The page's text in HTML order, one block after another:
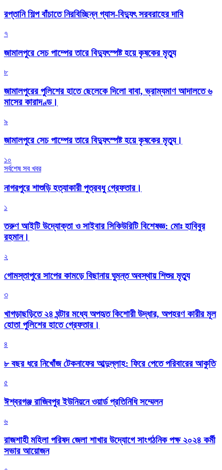
রপ্তানি শিল্প বাঁচাতে নিরবিচ্ছিন্ন গ্যাস-বিদ্যুৎ সরবরাহের দাবি
৭
জামালপুরে সেচ পাম্পের তারে বিদ্যুৎস্পষ্ট হয়ে কৃষকের মৃত্যু
৮
জামালপুরের পুলিশের হাতে ছেলেকে দিলো বাবা, ভ্রাম্যমাণ আদালতে ৬
মাসের কারাদণ্ড।
৯
জামালপুরে সেচ পাম্পের তারে বিদ্যুৎস্পষ্ট হয়ে কৃষকের মৃত্যু।
১০
সর্বশেষ সব খবর
নাগরপুরে শাশুড়ি হত্যাকারী পুত্রবধু গ্রেফতার।
১
তরুণ আইটি উদ্যোক্তা ও সাইবার সিকিউরিটি বিশেষজ্ঞ: মোঃ হাবিবুর
রহমান।
২
গোমস্তাপুরে সাপের কামড়ে বিছানায় ঘুমন্ত অবস্থায় শিশুর মৃত্যু
৩
খাগড়াছড়িতে ২৪ ঘন্টার মধ্যে অপহৃত কিশোরী উদ্ধার, অপহরণ কারীর মূল
হোতা পুলিশের হাতে গ্রেফতার।
৪
৮ বছর ধরে নিখোঁজ টেকনাফের আব্দুল্লাহ: ফিরে পেতে পরিবারের আকুতি
৫
ঈশ্বরগঞ্জ রাজিবপুর ইউনিয়নে ওয়ার্ড প্রতিনিধি সম্মেলন
৬
রাজশাহী মহিলা পরিষদ জেলা শাখার উদ্যোগে সাংগঠনিক পক্ষ ২০২৪ কর্মী
সভার আয়োজন